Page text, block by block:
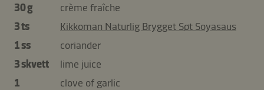
30 g
crème fraîche
3 ts
Kikkoman Naturlig Brygget Søt Soyasaus
1 ss
coriander
3 skvett
lime juice
1
clove of garlic